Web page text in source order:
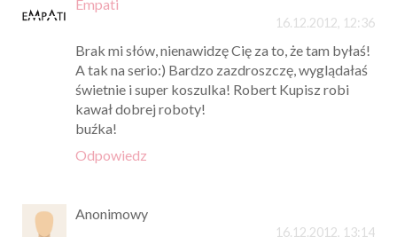
Empati
16.12.2012, 12:36
Brak mi słów, nienawidzę Cię za to, że tam byłaś!
A tak na serio:) Bardzo zazdroszczę, wyglądałaś
świetnie i super koszulka! Robert Kupisz robi
kawał dobrej roboty!
buźka!
Odpowiedz
Anonimowy
16.12.2012, 13:14